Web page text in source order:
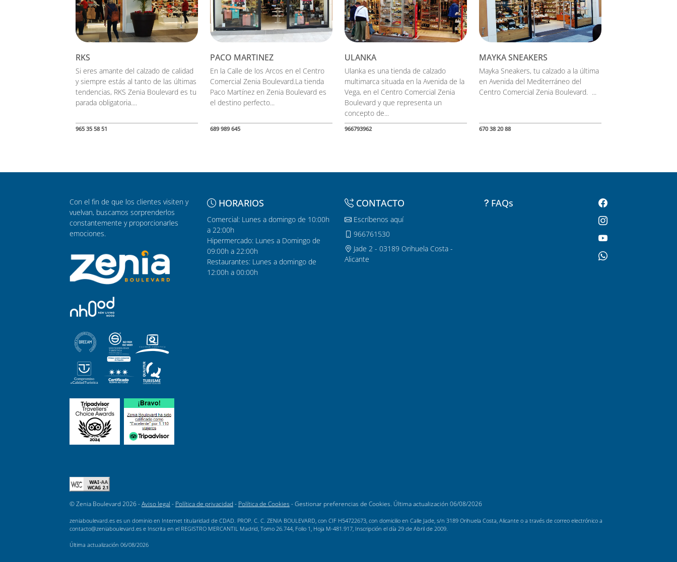
RKS
Si eres amante del calzado de calidad
y siempre estás al tanto de las últimas
tendencias, RKS Zenia Boulevard es tu
parada obligatoria....
965 35 58 51
PACO MARTINEZ
En la Calle de los Arcos en el Centro
Comercial Zenia Boulevard.La tienda
Paco Martínez en Zenia Boulevard es
el destino perfecto...
689 989 645
ULANKA
Ulanka es una tienda de calzado
multimarca situada en la Avenida de la
Vega, en el Centro Comercial Zenia
Boulevard y que representa un
concepto de...
966793962
MAYKA SNEAKERS
Mayka Sneakers, tu calzado a la última
en Avenida del Mediterráneo del
Centro Comercial Zenia Boulevard. ...
670 38 20 88
Con el fin de que los clientes visiten y
vuelvan, buscamos sorprenderlos
constantemente y proporcionarles
emociones.
HORARIOS
Comercial: Lunes a domingo de 10:00h
a 22:00h
Hipermercado: Lunes a Domingo de
09:00h a 22:00h
Restaurantes: Lunes a domingo de
12:00h a 00:00h
CONTACTO
Escríbenos aquí
966761530
Jade 2 - 03189 Orihuela Costa -
Alicante
FAQs
© Zenia Boulevard 2026 -Aviso legal - Política de privacidad- Política de Cookies -Gestionar preferencias de Cookies. Última actualización 06/08/2026
zeniaboulevard.es es un dominio en Internet titularidad de CDAD. PROP. C. C. ZENIA BOULEVARD, con CIF H54722673, con domicilio en Calle Jade, s/n 3189 Orihuela Costa, Alicante o a través de correo electrónico a
contacto@zeniaboulevard.es e Inscrita en el REGISTRO MERCANTIL Madrid, Tomo 26.744, Folio 1, Hoja M-481.917, Inscripción el día 29 de Abril de 2009.
Última actualización 06/08/2026